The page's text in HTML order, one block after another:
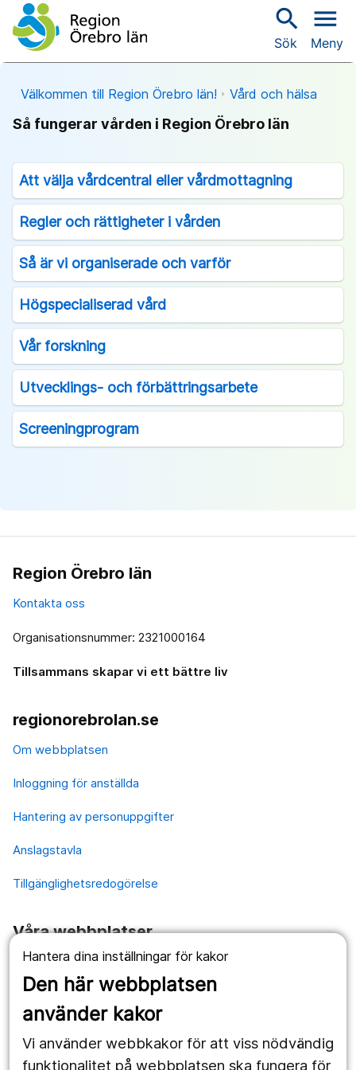
Hantera dina inställningar för kakor
Den här webbplatsen
använder kakor
Vi använder webbkakor för att viss nödvändig
funktionalitet på webbplatsen ska fungera för
search
Sök
menu
Meny
Välkommen till Region Örebro län! Vård och hälsa
Så fungerar vården i Region Örebro län
Att välja vårdcentral eller vårdmottagning
Regler och rättigheter i vården
Så är vi organiserade och varför
Högspecialiserad vård
Vår forskning
Utvecklings- och förbättringsarbete
Screeningprogram
Region Örebro län
Kontakta oss
Organisationsnummer: 2321000164
Tillsammans skapar vi ett bättre liv
regionorebrolan.se
Om webbplatsen
Inloggning för anställda
Hantering av personuppgifter
Anslagstavla
Tillgänglighetsredogörelse
Våra webbplatser
1177.se
Länstrafiken
Utveckling